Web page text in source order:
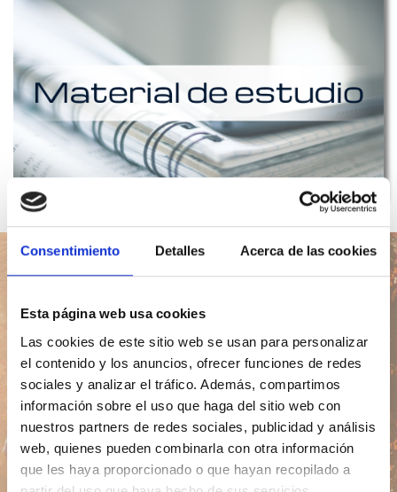
Consentimiento Detalles Acerca de las cookies
Esta página web usa cookies
Las cookies de este sitio web se usan para personalizar
el contenido y los anuncios, ofrecer funciones de redes
sociales y analizar el tráfico. Además, compartimos
información sobre el uso que haga del sitio web con
nuestros partners de redes sociales, publicidad y análisis
web, quienes pueden combinarla con otra información
que les haya proporcionado o que hayan recopilado a
Lección del día
Ir
Introducción Índice